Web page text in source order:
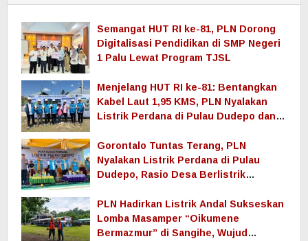
Semangat HUT RI ke-81, PLN Dorong
Digitalisasi Pendidikan di SMP Negeri
1 Palu Lewat Program TJSL
Menjelang HUT RI ke-81: Bentangkan
Kabel Laut 1,95 KMS, PLN Nyalakan
Listrik Perdana di Pulau Dudepo dan
Berlistrik Provinsi Gorontalo
Gorontalo Tuntas Terang, PLN
Nyalakan Listrik Perdana di Pulau
Dudepo, Rasio Desa Berlistrik
PLN Hadirkan Listrik Andal Sukseskan
Lomba Masamper “Oikumene
Bermazmur” di Sangihe, Wujud